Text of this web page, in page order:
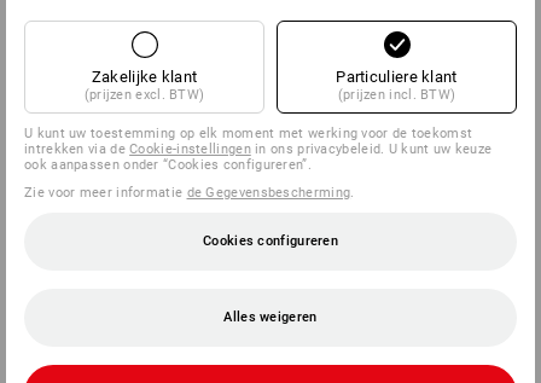
Zakelijke klant
(prijzen excl. BTW)
Particuliere klant
(prijzen incl. BTW)
U kunt uw toestemming op elk moment met werking voor de toekomst
intrekken via deCookie-instellingenin ons privacybeleid. U kunt uw keuze
ook aanpassen onder “Cookies configureren”.
Zie voor meer informatie de Gegevensbescherming
Cookies configureren
Alles weigeren